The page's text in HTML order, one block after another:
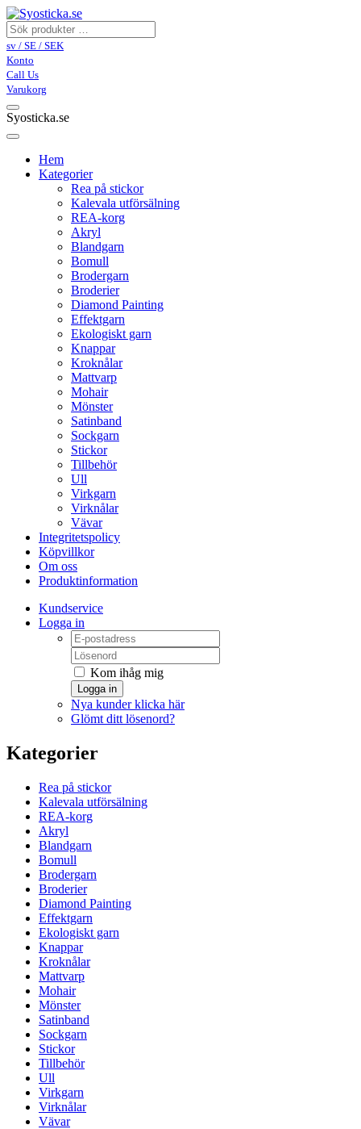
sv / SE / SEK
Konto
Call Us
Varukorg
Syosticka.se
Hem
Kategorier
Rea på stickor
Kalevala utförsälning
REA-korg
Akryl
Blandgarn
Bomull
Brodergarn
Broderier
Diamond Painting
Effektgarn
Ekologiskt garn
Knappar
Kroknålar
Mattvarp
Mohair
Mönster
Satinband
Sockgarn
Stickor
Tillbehör
Ull
Virkgarn
Virknålar
Vävar
Integritetspolicy
Köpvillkor
Om oss
Produktinformation
Kundservice
Logga in
Kom ihåg mig
Logga in
Nya kunder klicka här
Glömt ditt lösenord?
Kategorier
Rea på stickor
Kalevala utförsälning
REA-korg
Akryl
Blandgarn
Bomull
Brodergarn
Broderier
Diamond Painting
Effektgarn
Ekologiskt garn
Knappar
Kroknålar
Mattvarp
Mohair
Mönster
Satinband
Sockgarn
Stickor
Tillbehör
Ull
Virkgarn
Virknålar
Vävar